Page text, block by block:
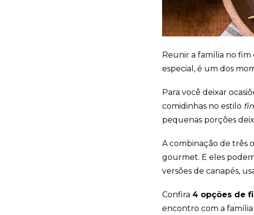
Reunir a família no
especial, é um dos
Para você deixar
comidinhas no estilo
pequenas porções
A combinação de três
gourmet. E eles
versões de canapés,
Confira 4 opções de
encontro com a família